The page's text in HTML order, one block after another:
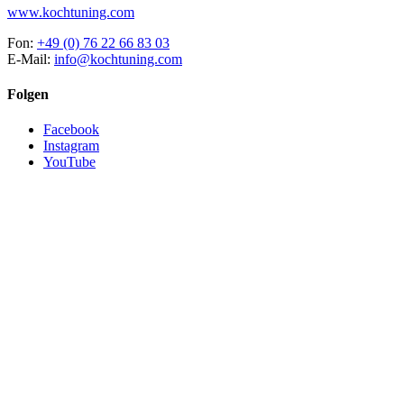
www.kochtuning.com
Fon: +49 (0) 76 22 66 83 03
E-Mail: info@kochtuning.com
Folgen
Facebook
Instagram
YouTube